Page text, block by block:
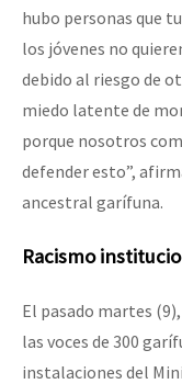
hubo personas que
los jóvenes no
debido al riesgo de
miedo latente de
porque nosotros
defender esto”,
ancestral garífuna.
Racismo
El pasado martes
las voces de 300
instalaciones del